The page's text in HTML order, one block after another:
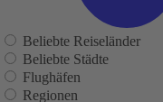
Beliebte Reiseländer
Beliebte Städte
Flughäfen
Regionen